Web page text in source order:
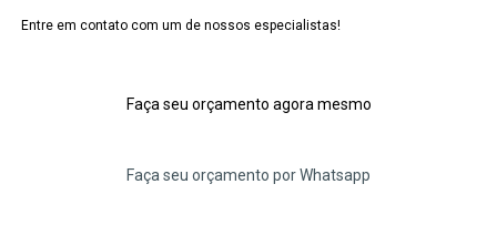
Entre em contato com um de nossos especialistas!
Faça seu orçamento agora mesmo
Faça seu orçamento por Whatsapp